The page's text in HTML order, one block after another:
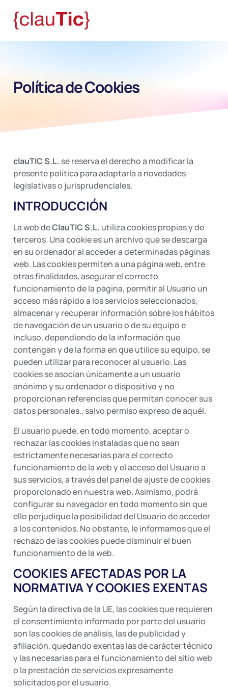
Política de Cookies
clauTIC S.L. se reserva el derecho a modificar la
presente política para adaptarla a novedades
legislativas o jurisprudenciales.
INTRODUCCIÓN
La web deClauTIC S.L. utiliza cookies propias y de
terceros. Una cookie es un archivo que se descarga
en su ordenador al acceder a determinadas páginas
web. Las cookies permiten a una página web, entre
otras finalidades, asegurar el correcto
funcionamiento de la página, permitir al Usuario un
acceso más rápido a los servicios seleccionados,
almacenar y recuperar información sobre los hábitos
de navegación de un usuario o de su equipo e
incluso, dependiendo de la información que
contengan y de la forma en que utilice su equipo, se
pueden utilizar para reconocer al usuario. Las
cookies se asocian únicamente a un usuario
anónimo y su ordenador o dispositivo y no
proporcionan referencias que permitan conocer sus
datos personales., salvo permiso expreso de aquél.
El usuario puede, en todo momento, aceptar o
rechazar las cookies instaladas que no sean
estrictamente necesarias para el correcto
funcionamiento de la web y el acceso del Usuario a
sus servicios, a través del panel de ajuste de cookies
proporcionado en nuestra web. Asimismo, podrá
configurar su navegador en todo momento sin que
ello perjudique la posibilidad del Usuario de acceder
a los contenidos. No obstante, le informamos que el
rechazo de las cookies puede disminuir el buen
funcionamiento de la web.
COOKIES AFECTADAS POR LA
NORMATIVA Y COOKIES EXENTAS
Según la directiva de la UE, las cookies que requieren
el consentimiento informado por parte del usuario
son las cookies de análisis, las de publicidad y
afiliación, quedando exentas las de carácter técnico
y las necesarias para el funcionamiento del sitio web
o la prestación de servicios expresamente
solicitados por el usuario.